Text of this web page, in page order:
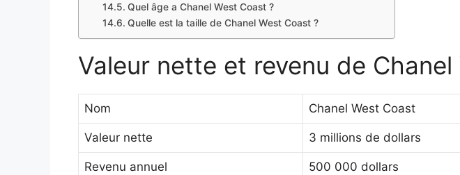
Quel âge a Chanel West Coast ?
Quelle est la taille de Chanel West Coast ?
Valeur nette et revenu de Chanel
Nom Chanel West Coast
Valeur nette 3 millions de dollars
Revenu annuel 500 000 dollars